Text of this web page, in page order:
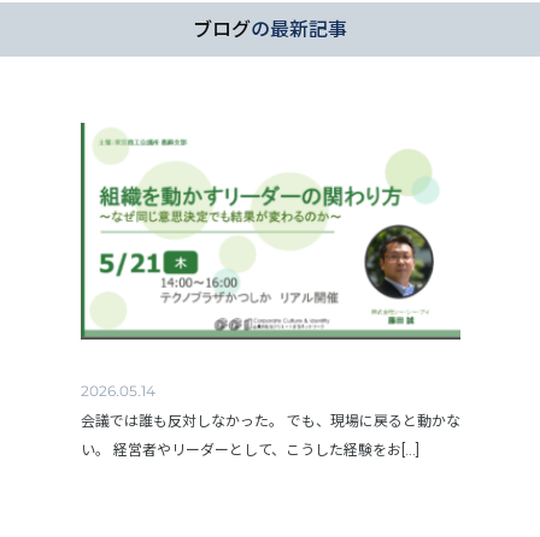
ブログの最新記事
2026.05.14
会議では誰も反対しなかった。 でも、現場に戻ると動かな
い。 経営者やリーダーとして、こうした経験をお[...]